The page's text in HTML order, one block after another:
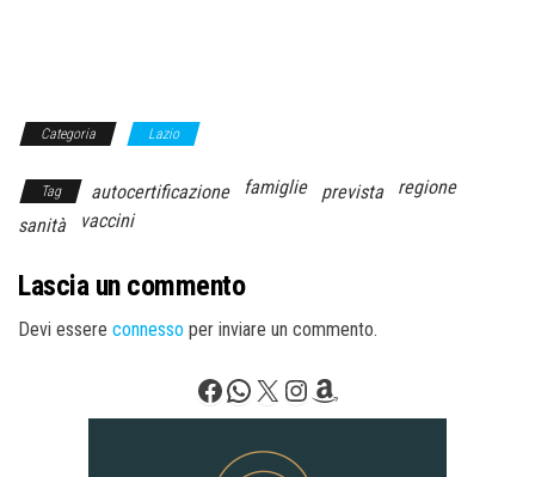
Categoria Lazio
Tag autocertificazione famiglie prevista
regione
sanità
vaccini
Lascia un commento
Devi essere connesso per inviare un commento.
Facebook
WhatsApp
X Instagram
Amazon